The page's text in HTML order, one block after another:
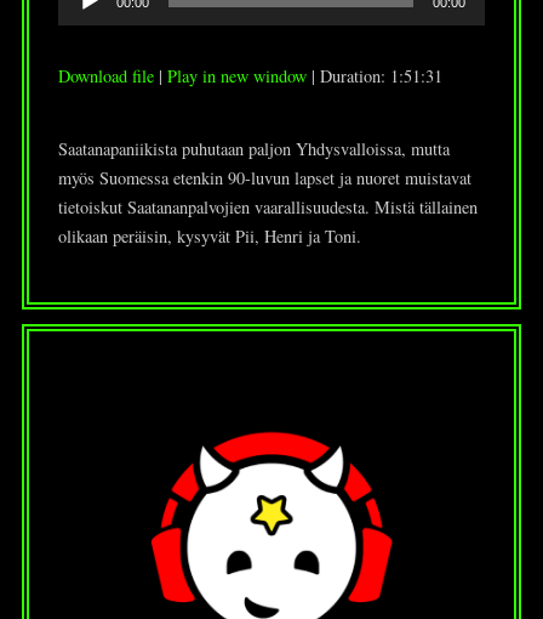
Download file| Play in new window| Duration: 1:51:31
Saatanapaniikista puhutaan paljon Yhdysvalloissa, mutta
myös Suomessa etenkin 90-luvun lapset ja nuoret muistavat
tietoiskut Saatananpalvojien vaarallisuudesta. Mistä tällainen
olikaan peräisin, kysyvät Pii, Henri ja Toni.